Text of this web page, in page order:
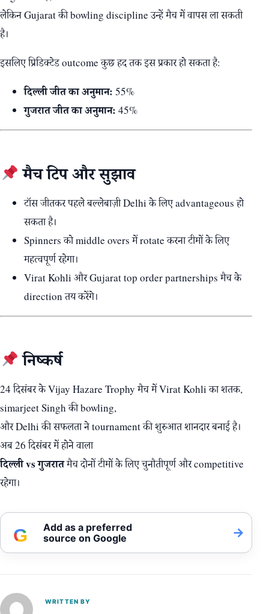
लेकिन Gujarat की bowling discipline उन्हें मैच में वापस ला सकती
है।
इसलिए प्रिडिक्टेड outcome कुछ हद तक इस प्रकार हो सकता है:
दिल्ली जीत का अनुमान: 55%
गुजरात जीत का अनुमान: 45%
मैच टिप और सुझाव
टॉस जीतकर पहले बल्लेबाज़ी Delhi के लिए advantageous हो
सकता है।
Spinners को middle overs में rotate करना टीमों के लिए
महत्वपूर्ण रहेगा।
Virat Kohli और Gujarat top order partnerships मैच के
direction तय करेंगे।
निष्कर्ष
24 दिसंबर के Vijay Hazare Trophy मैच में Virat Kohli का शतक,
simarjeet Singh की bowling,
और Delhi की सफलता ने tournament की शुरुआत शानदार बनाई है।
अब 26 दिसंबर में होने वाला
दिल्ली vs गुजरातमैच दोनों टीमों के लिए चुनौतीपूर्ण और competitive
रहेगा।
G
Add as a preferred
source on Google
→
WRITTEN BY